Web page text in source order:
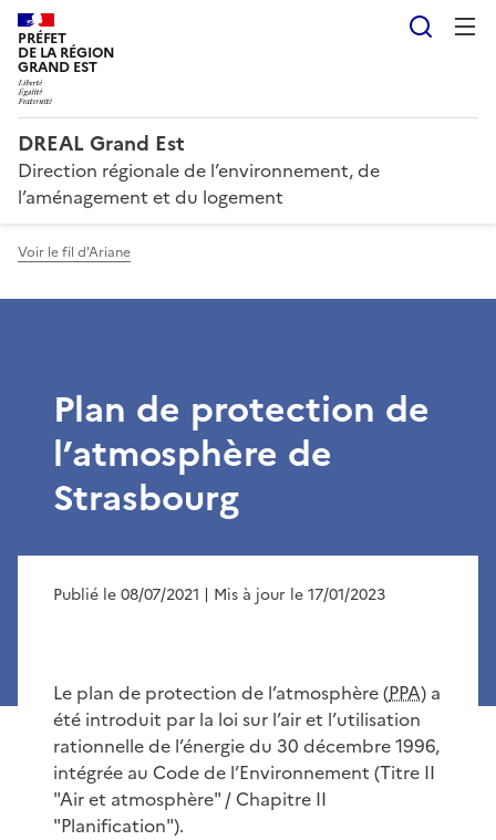
PRÉFET
DE LA RÉGION
GRAND EST
DREAL Grand Est
Direction régionale de l’environnement, de
l’aménagement et du logement
Voir le fil d'Ariane
Plan de protection de
l’atmosphère de
Strasbourg
Publié le 08/07/2021 | Mis à jour le 17/01/2023
Le plan de protection de l’atmosphère (PPA) a
été introduit par la loi sur l’air et l’utilisation
rationnelle de l’énergie du 30 décembre 1996,
intégrée au Code de l’Environnement (Titre II
"Air et atmosphère" / Chapitre II
"Planification").